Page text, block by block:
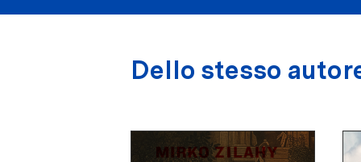
Dello stesso